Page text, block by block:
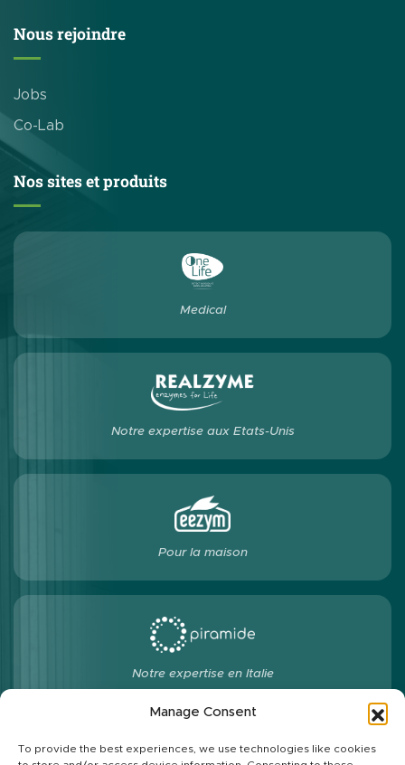
Manage Consent
To provide the best experiences, we use technologies like cookies
Nous rejoindre
Jobs
Co-Lab
Nos sites et produits
Medical
Notre expertise aux Etats-Unis
Pour la maison
Notre expertise en Italie